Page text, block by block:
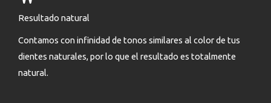
Resultado natural
Contamos con infinidad de tonos similares al color de tus
dientes naturales, por lo que el resultado es totalmente
natural.